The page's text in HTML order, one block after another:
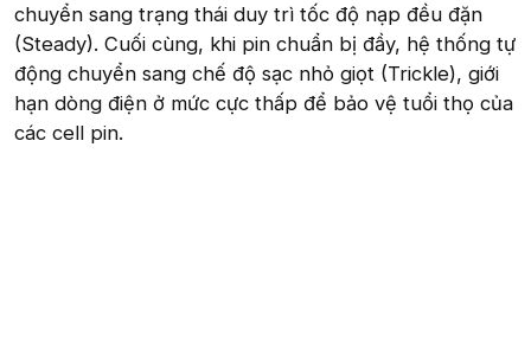
chuyển sang trạng thái duy trì tốc độ nạp đều đặn
(Steady). Cuối cùng, khi pin chuẩn bị đầy, hệ thống tự
động chuyển sang chế độ sạc nhỏ giọt (Trickle), giới
hạn dòng điện ở mức cực thấp để bảo vệ tuổi thọ của
các cell pin.